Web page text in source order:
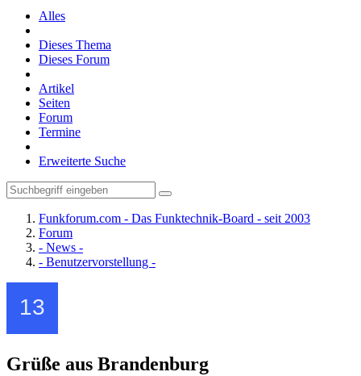
Alles
Dieses Thema
Dieses Forum
Artikel
Seiten
Forum
Termine
Erweiterte Suche
Funkforum.com - Das Funktechnik-Board - seit 2003
Forum
- News -
- Benutzervorstellung -
Grüße aus Brandenburg